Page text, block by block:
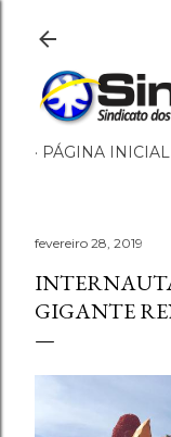
PÁGINA INICIAL
fevereiro 28, 2019
GIGANTE